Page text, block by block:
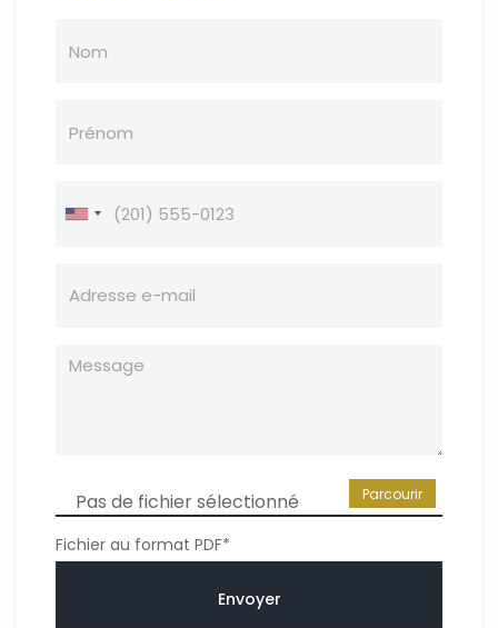
Pas de fichier sélectionné Parcourir
Fichier au format PDF*
Envoyer